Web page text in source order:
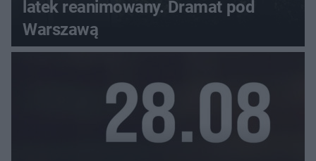
latek reanimowany. Dramat pod
Warszawą